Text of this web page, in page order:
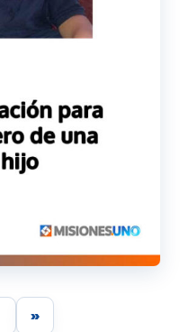
»